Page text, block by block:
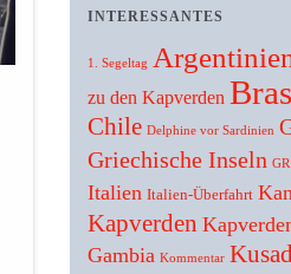
INTERESSANTES
1. Segeltag
zu den Kapverden
Chile Delphine vor Sardinien
Griechische Inseln
Italien Italien-Überfahrt
Kapverden
Gambia Kommentar